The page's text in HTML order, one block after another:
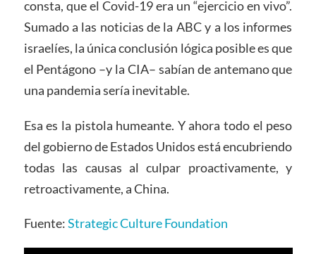
consta, que el Covid-19 era un “ejercicio en vivo”.
Sumado a las noticias de la ABC y a los informes
israelíes, la única conclusión lógica posible es que
el Pentágono –y la CIA– sabían de antemano que
una pandemia sería inevitable.
Esa es la pistola humeante. Y ahora todo el peso
del gobierno de Estados Unidos está encubriendo
todas las causas al culpar proactivamente, y
retroactivamente, a China.
Fuente:Strategic Culture Foundation